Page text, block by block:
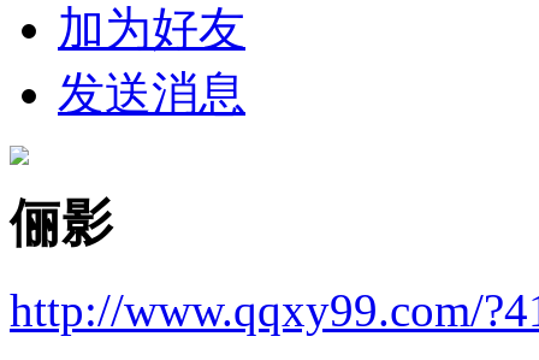
加为好友
发送消息
俪影
http://www.qqxy99.com/